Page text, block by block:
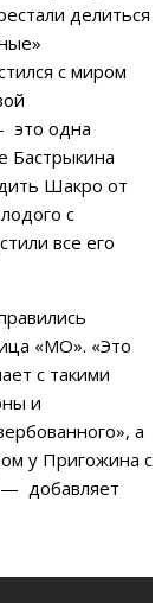
делиться
с миром
это одна
Бастрыкина
Шакро от
с
все его
«МО». «Это
с такими
и
а
у Пригожина с
добавляет